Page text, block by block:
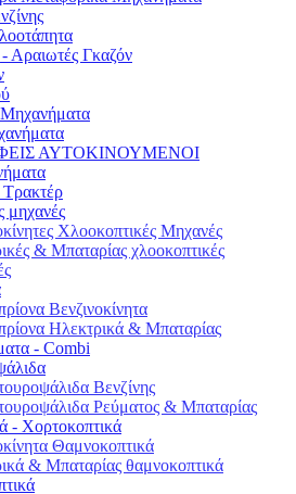
Αραιωτές Γκαζόν
Μηχανήματα
ΑΥΤΟΚΙΝΟΥΜΕΝΟΙ
μηχανές
Χλοοκοπτικές Μηχανές
& Μπαταρίας χλοοκοπτικές
Βενζινοκίνητα
Ηλεκτρικά & Μπαταρίας
- Combi
Βενζίνης
Ρεύματος & Μπαταρίας
- Χορτοκοπτικά
Θαμνοκοπτικά
& Μπαταρίας θαμνοκοπτικά